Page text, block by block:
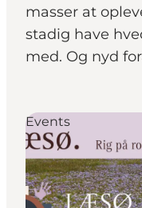
masser at
stadig have
med. Og nyd
Events